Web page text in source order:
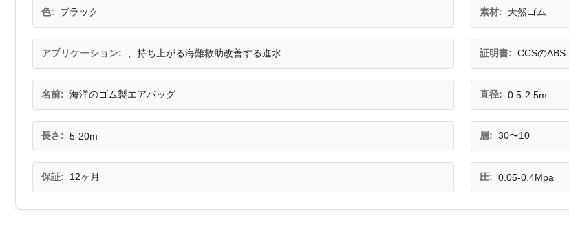
色: ブラック 素材: 天然ゴム
アプリケーション: 、持ち上がる海難救助改善する進水 証明書: CCSのABS
名前: 海洋のゴム製エアバッグ 直径: 0.5-2.5m
長さ: 5-20m 層: 30〜10
保証: 12ヶ月 圧: 0.05-0.4Mpa